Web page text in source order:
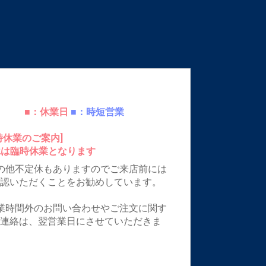
■：休業日 ■：時短営業
休業のご案内]
臨時休業となります
他不定休もありますのでご来店前には
いただくことをお勧めしています。
時間外のお問い合わせやご注文に関す
絡は、翌営業日にさせていただきま